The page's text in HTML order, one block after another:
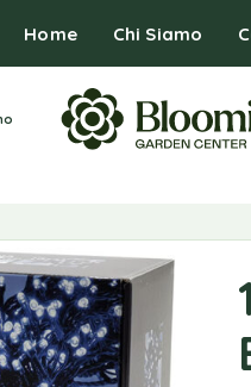
Home Chi Siamo